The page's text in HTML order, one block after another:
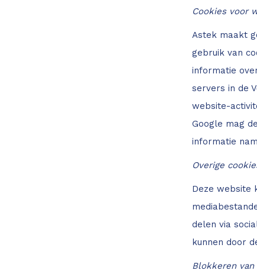
Cookies voor
Astek maakt
gebruik van
informatie
servers in de
website-
Google mag
informatie
Overige
Deze website
delen via
kunnen door
Blokkeren